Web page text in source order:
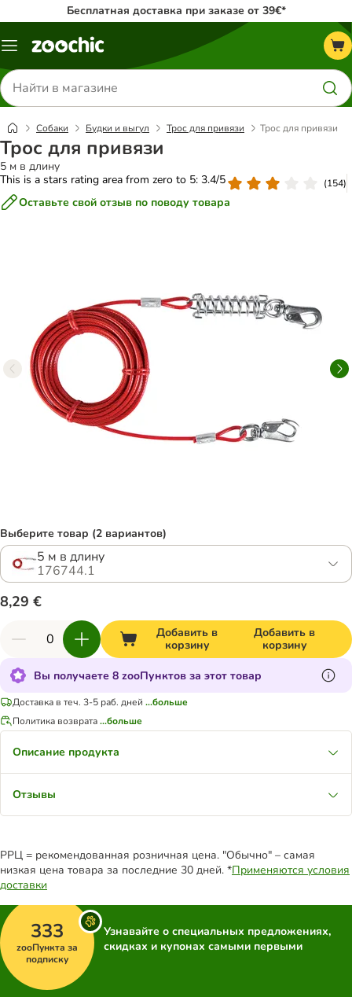
Бесплатная доставка при заказе от 39€*
Каталог
Поиск
товаров
Собаки Будки и выгул Трос для привязи Трос для привязи
Трос для привязи
5 м в длину
This is a stars rating area from zero to 5: 3.4/5
(154)
Оставьте свой отзыв по поводу товара
Выберите товар (2 вариантов)
5 м в длину
176744.1
8,29 €
Добавить в
корзину
Добавить в
корзину
Вы получаете 8 zooПунктов за этот товар
Доставка в теч. 3-5 раб. дней ...больше
Политика возврата...больше
Описание продукта
Отзывы
РРЦ = рекомендованная розничная цена. "Обычно" – самая
низкая цена товара за последние 30 дней. *Применяются условия
доставки
333
zooПункта за
подписку
Узнавайте о специальных предложениях,
скидках и купонах самыми первыми